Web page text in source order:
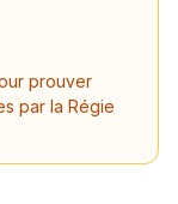
prouver
par la Régie